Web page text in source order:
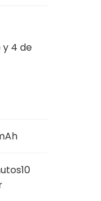
y 4 de